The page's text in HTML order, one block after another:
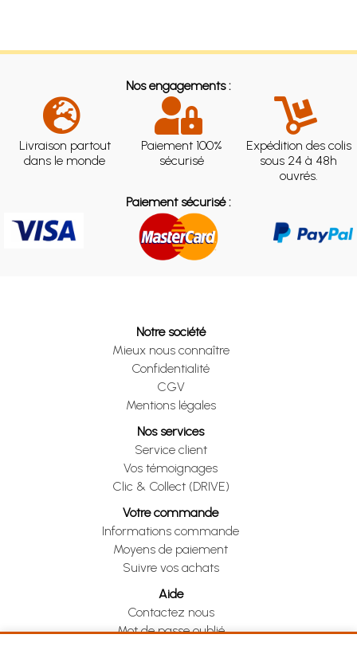
Nos engagements :
Livraison partout
dans le monde
Paiement 100%
sécurisé
Expédition des colis
sous 24 à 48h
ouvrés.
Paiement sécurisé :
Notre société
Mieux nous connaître
Confidentialité
CGV
Mentions légales
Nos services
Service client
Vos témoignages
Clic & Collect (DRIVE)
Votre commande
Informations commande
Moyens de paiement
Suivre vos achats
Aide
Contactez nous
Mot de passe oublié